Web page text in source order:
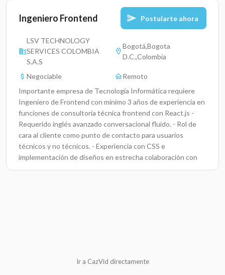
Ingeniero Frontend Postularte ahora
LSV TECHNOLOGY
SERVICES COLOMBIA
S.A.S
Bogotá,Bogota
D.C.,Colombia
Negociable
Remoto
Importante empresa de Tecnología Informática requiere
Ingeniero de Frontend con mínimo 3 años de experiencia en
funciones de consultoría técnica frontend con React.js -
Requerido inglés avanzado conversacional fluido. - Rol de
cara al cliente como punto de contacto para usuarios
técnicos y no técnicos. - Experiencia con CSS e
implementación de diseños en estrecha colaboración con
un diseñador.
Ir a CazVid directamente